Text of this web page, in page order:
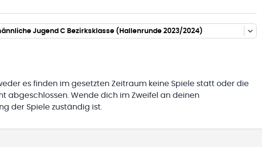
Jugend C Bezirksklasse (Hallenrunde 2023/2024)
es finden im gesetzten Zeitraum keine Spiele statt oder die
abgeschlossen. Wende dich im Zweifel an deinen
der Spiele zuständig ist.